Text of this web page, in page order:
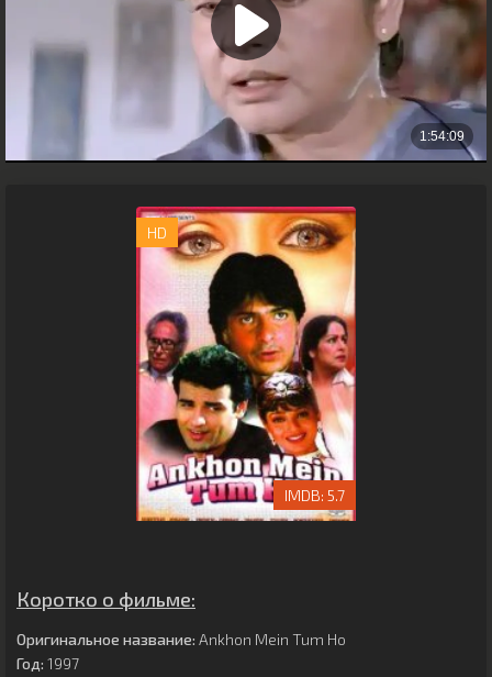
HD
5.7
Коротко о фильме:
Оригинальное название: Ankhon Mein Tum Ho
Год: 1997